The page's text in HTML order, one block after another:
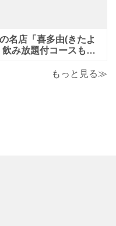
名店「喜多由(きたよ
み放題付コースも！
もっと見る≫